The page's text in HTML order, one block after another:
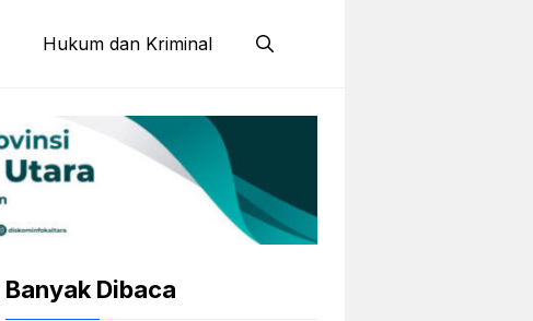
Hukum dan Kriminal
Banyak Dibaca